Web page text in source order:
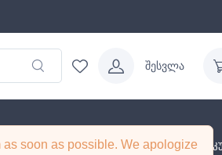
soon as possible. We apologize
შესვლა
სილამაზე და ჯანმრთელობა